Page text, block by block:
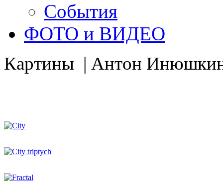
События
ФОТО и ВИДЕО
Картины | Антон